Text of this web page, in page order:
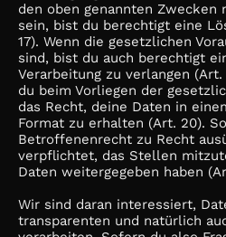
den oben genannten
sein, bist du berechtigt eine
17). Wenn die gesetzlichen
sind, bist du auch berechtigt
Verarbeitung zu verlangen
du beim Vorliegen der
das Recht, deine Daten in
Format zu erhalten (Art. 20).
Betroffenenrecht zu Recht
verpflichtet, das Stellen
Daten weitergegeben haben
Wir sind daran interessiert,
transparenten und natürlich